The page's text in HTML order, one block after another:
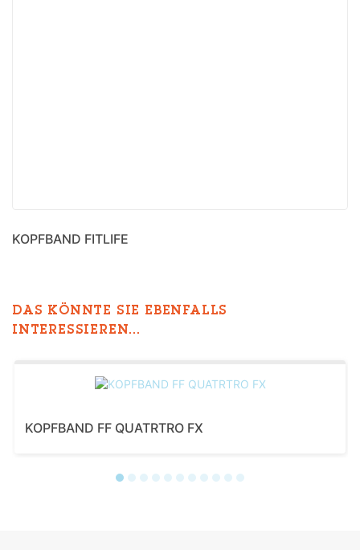
KOPFBAND FITLIFE
DAS KÖNNTE SIE EBENFALLS
INTERESSIEREN...
KOPFBAND FF QUATRTRO FX